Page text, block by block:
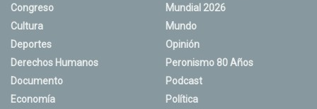
Congreso
Cultura
Deportes
Derechos Humanos
Documento
Economía
Mundial 2026
Mundo
Opinión
Peronismo 80 Años
Podcast
Política